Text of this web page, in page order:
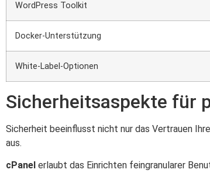
WordPress Toolkit
Docker-Unterstützung
White-Label-Optionen
Sicherheitsaspekte für
Sicherheit beeinflusst nicht nur das Vertrauen
aus.
cPanel erlaubt das Einrichten feingranularer